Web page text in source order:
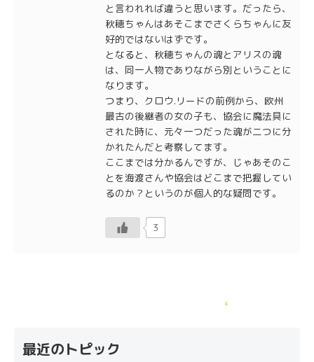
と言われれば違うと思います。だったら、
秋穂ちゃんはあそこまでさくらちゃんに友
好的ではないはずです。
となると、秋穂ちゃんの魂とアリスの魂
は、同一人物でありながら別ということに
なります。
つまり、クロウ.リードの前例から、欧州
最古の後継者の女の子も、協会に魔法具に
された時に、元々一つだった魂が二つに分
かれたんだと考察してます。
ここまでは分かるんですが、じゃあそのこ
とを海渡さんや協会はどこまで把握してい
るのか？というのが個人的な疑問です。
3
最近のトピック